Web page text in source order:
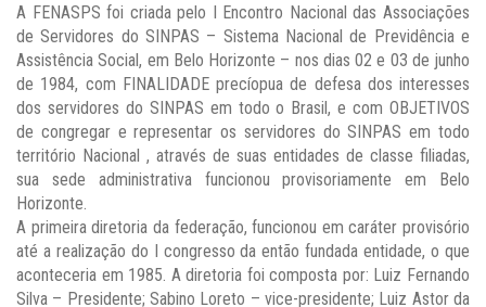
A FENASPS foi criada pelo I Encontro Nacional das Associações
de Servidores do SINPAS – Sistema Nacional de Previdência e
Assistência Social, em Belo Horizonte – nos dias 02 e 03 de junho
de 1984, com FINALIDADE precíopua de defesa dos interesses
dos servidores do SINPAS em todo o Brasil, e com OBJETIVOS
de congregar e representar os servidores do SINPAS em todo
território Nacional , através de suas entidades de classe filiadas,
sua sede administrativa funcionou provisoriamente em Belo
Horizonte.
A primeira diretoria da federação, funcionou em caráter provisório
até a realização do I congresso da então fundada entidade, o que
aconteceria em 1985. A diretoria foi composta por: Luiz Fernando
Silva – Presidente; Sabino Loreto – vice-presidente; Luiz Astor da